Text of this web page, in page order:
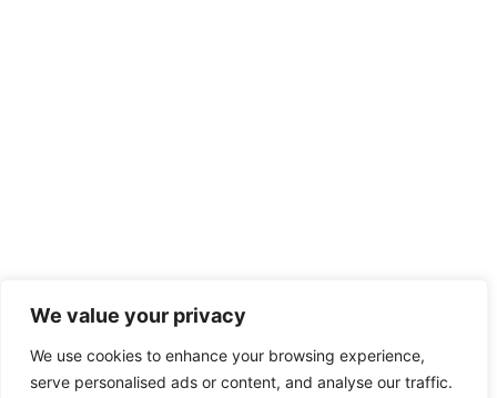
We value your privacy
We use cookies to enhance your browsing experience,
serve personalised ads or content, and analyse our traffic.